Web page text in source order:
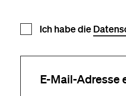
Newsletter
Ich habe die